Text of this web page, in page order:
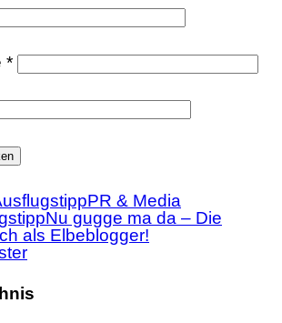
*
PR & Media
Nu gugge ma da – Die
als Elbeblogger!